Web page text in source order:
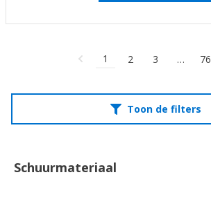
1 2 3 … 76
Toon de filters
Schuurmateriaal